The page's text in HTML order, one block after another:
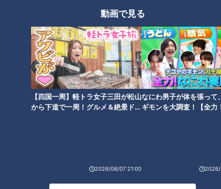
動画で見る
【四国一周】軽トラ女子三田が松山
から下道で一周！グルメ＆絶景ドラ
2026/08/07 21:00
なにわ男子が体を張って
ギモンを大調査！【全力
2026/
は
大手企業が続々と導入し始めた
週休3日制、生き方の指針とし
本マグロ大トロが相場の半額？
激安スーパーが“本当に良い商
品”を破格で売れる秘密
家計の味方！地域密着型スーパ